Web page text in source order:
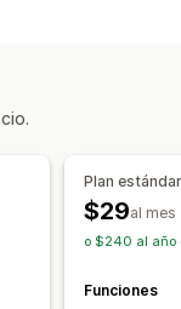
Plan
$29al mes
o $240 al año
Funciones